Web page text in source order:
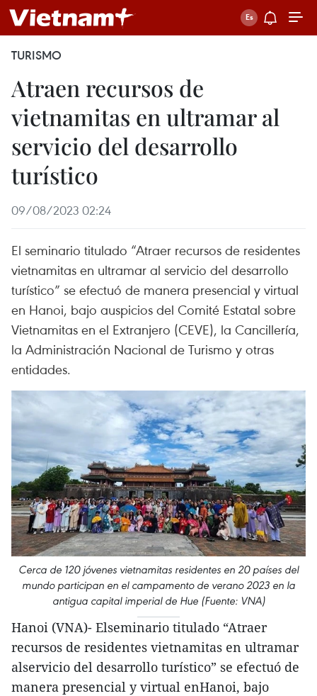
TURISMO
Atraen recursos de
vietnamitas en ultramar al
servicio del desarrollo
turístico
09/08/2023 02:24
El seminario titulado “Atraer recursos de residentes
vietnamitas en ultramar al servicio del desarrollo
turístico” se efectuó de manera presencial y virtual
en Hanoi, bajo auspicios del Comité Estatal sobre
Vietnamitas en el Extranjero (CEVE), la Cancillería,
la Administración Nacional de Turismo y otras
entidades.
Cerca de 120 jóvenes vietnamitas residentes en 20 países del
mundo participan en el campamento de verano 2023 en la
antigua capital imperial de Hue (Fuente: VNA)
Hanoi (VNA)- Elseminario titulado “Atraer
recursos de residentes vietnamitas en ultramar
alservicio del desarrollo turístico” se efectuó de
manera presencial y virtual enHanoi, bajo